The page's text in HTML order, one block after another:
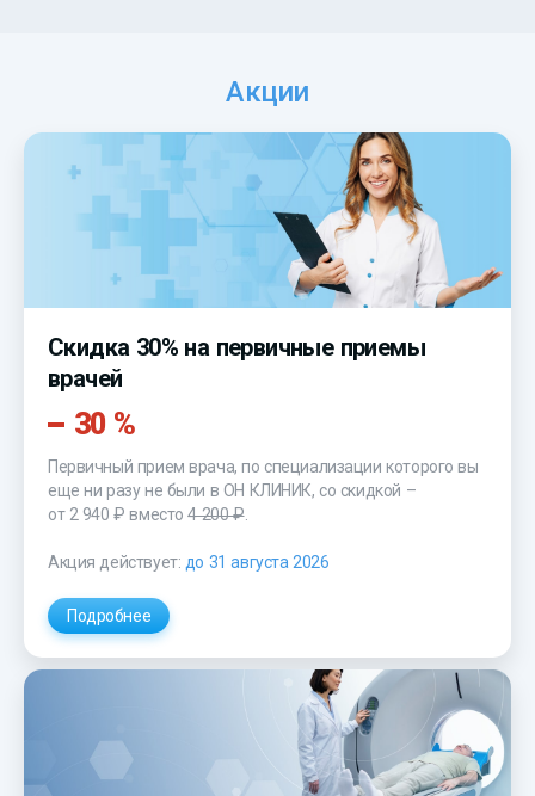
Акции
Скидка 30% на первичные приемы
врачей
30 %
Первичный прием врача, по специализации которого вы
еще ни разу не были в ОН КЛИНИК, со скидкой –
от 2 940 ₽ вместо4 200 ₽.
Акция действует: до 31 августа 2026
Подробнее